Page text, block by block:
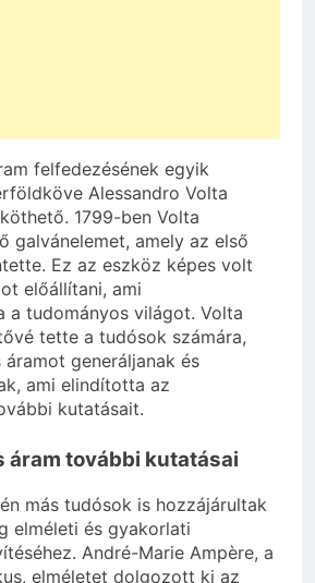
felfedezésének egyik
Alessandro Volta
1799-ben Volta
galvánelemet, amely az első
Ez az eszköz képes volt
előállítani, ami
a tudományos világot. Volta
tette a tudósok számára,
generáljanak és
ami elindította az
kutatásait.
áram további kutatásai
más tudósok is hozzájárultak
elméleti és gyakorlati
André-Marie Ampère, a
elméletet dolgozott ki az